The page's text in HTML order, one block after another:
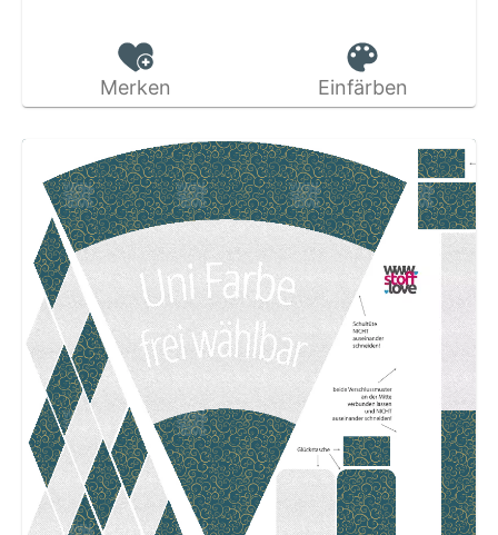
Merken Einfärben